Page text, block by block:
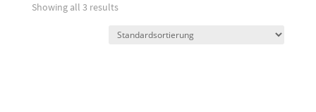
Showing all 3 results